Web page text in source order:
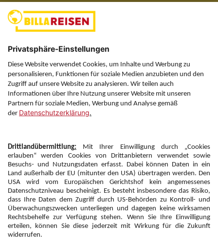
Über uns
Service
Information
Folgen Sie uns auf
Newsletter:
Anmelden